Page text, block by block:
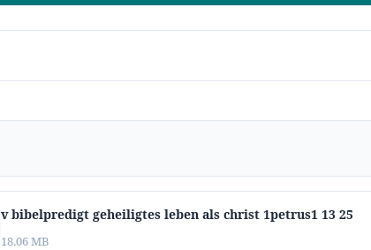
v bibelpredigt geheiligtes leben als christ 1petrus1 13 25
18.06 MB